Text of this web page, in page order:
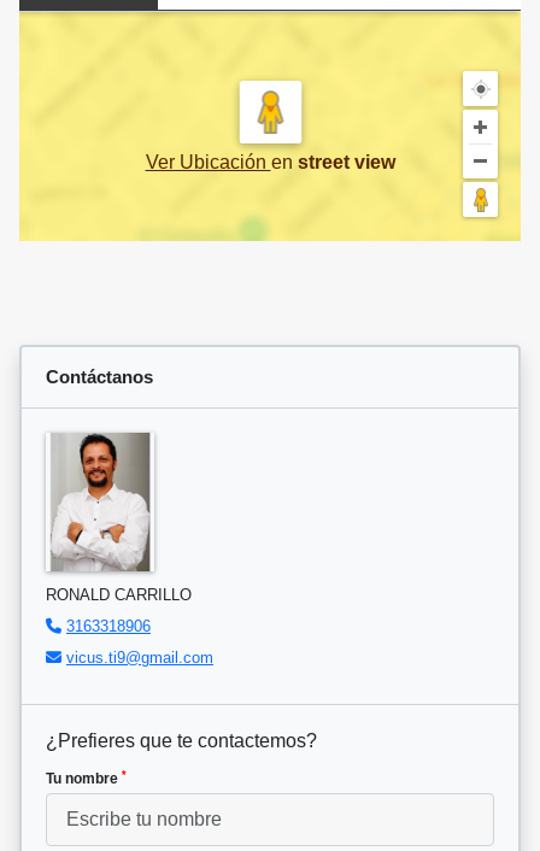
Ver Ubicación en street view
Contáctanos
RONALD CARRILLO
3163318906
vicus.ti9@gmail.com
¿Prefieres que te contactemos?
Tu nombre *